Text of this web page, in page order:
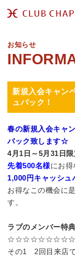
お知らせ
新規入会キャン
ュバック！
春の新規入会キャ
バック致します☆
4月1日～5月31日限
先着500名様にお
1,000円キャッシュ
お得なこの機会に
す。
ラブのメンバー特典
その1 2回目来店